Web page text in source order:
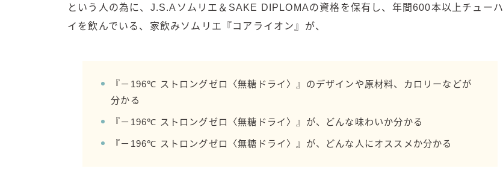
月庵
濃いめのレモンサワー
99.99（フォーナイン）
レモン・ザ・リッチ
という人の為に、J.S.Aソムリエ＆SAKE DIPLOMAの資格を保有し、年間600本以上チューハ
イを飲んでいる、家飲みソムリエ『コアライオン』が、
『－196℃ ストロングゼロ〈無糖ドライ〉』のデザインや原材料、カロリーなどが
分かる
『－196℃ ストロングゼロ〈無糖ドライ〉』が、どんな味わいか分かる
『－196℃ ストロングゼロ〈無糖ドライ〉』が、どんな人にオススメか分かる